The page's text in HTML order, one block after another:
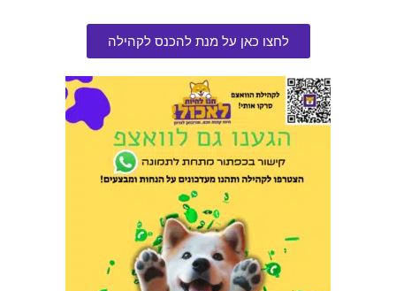
20.00
הוספה לסל
משיכות
הרוויחו 3.75 נקודות ⭐
₪
–
85.00
בחר אפשרויות
לחצו כאן על מנת להכנס לקהילה